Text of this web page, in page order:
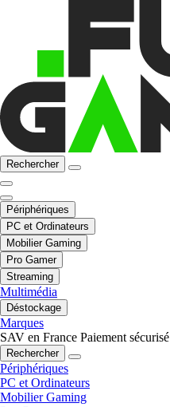
Rechercher
Périphériques
PC et Ordinateurs
Mobilier Gaming
Pro Gamer
Streaming
Multimédia
Déstockage
Marques
SAV en France Paiement sécurisé
Rechercher
Périphériques
PC et Ordinateurs
Mobilier Gaming